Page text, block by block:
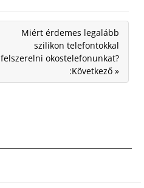
Miért érdemes legalább
szilikon telefontokkal
felszerelni okostelefonunkat?
:Következő »